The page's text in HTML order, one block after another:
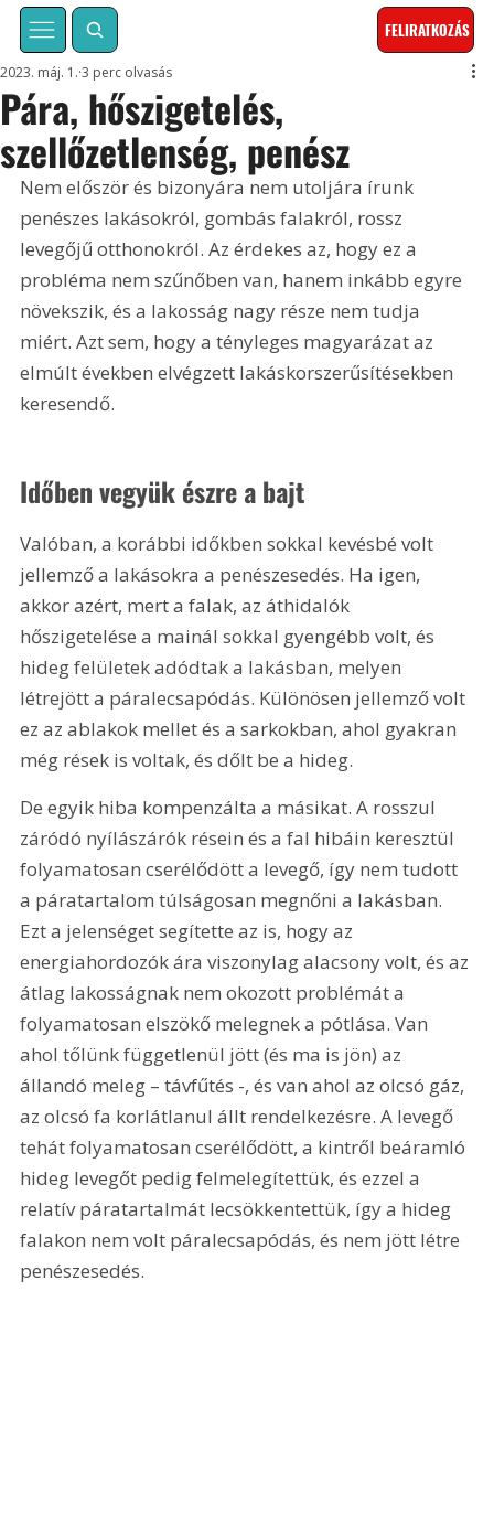
FELIRATKOZÁS
Pára, hőszigetelés,
szellőzetlenség, penész
2023. máj. 1. 3 perc olvasás
Nem először és bizonyára nem utoljára írunk
penészes lakásokról, gombás falakról, rossz
levegőjű otthonokról. Az érdekes az, hogy ez a
probléma nem szűnőben van, hanem inkább egyre
növekszik, és a lakosság nagy része nem tudja
miért. Azt sem, hogy a tényleges magyarázat az
elmúlt években elvégzett lakáskorszerűsítésekben
keresendő.
Időben vegyük észre a bajt
Valóban, a korábbi időkben sokkal kevésbé volt
jellemző a lakásokra a penészesedés. Ha igen,
akkor azért, mert a falak, az áthidalók
hőszigetelése a mainál sokkal gyengébb volt, és
hideg felületek adódtak a lakásban, melyen
létrejött a páralecsapódás. Különösen jellemző volt
ez az ablakok mellet és a sarkokban, ahol gyakran
még rések is voltak, és dőlt be a hideg.
De egyik hiba kompenzálta a másikat. A rosszul
záródó nyílászárók résein és a fal hibáin keresztül
folyamatosan cserélődött a levegő, így nem tudott
a páratartalom túlságosan megnőni a lakásban.
Ezt a jelenséget segítette az is, hogy az
energiahordozók ára viszonylag alacsony volt, és az
átlag lakosságnak nem okozott problémát a
folyamatosan elszökő melegnek a pótlása. Van
ahol tőlünk függetlenül jött (és ma is jön) az
állandó meleg – távfűtés -, és van ahol az olcsó gáz,
az olcsó fa korlátlanul állt rendelkezésre. A levegő
tehát folyamatosan cserélődött, a kintről beáramló
hideg levegőt pedig felmelegítettük, és ezzel a
relatív páratartalmát lecsökkentettük, így a hideg
falakon nem volt páralecsapódás, és nem jött létre
penészesedés.